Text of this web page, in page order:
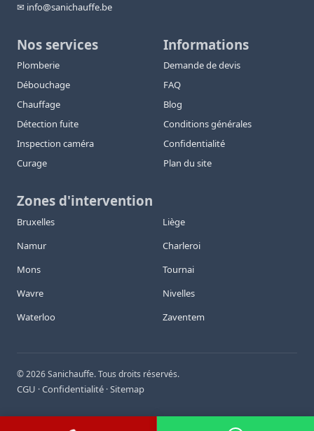
✉ info@sanichauffe.be
Nos services
Plomberie
Débouchage
Chauffage
Détection fuite
Inspection caméra
Curage
Informations
Demande de devis
FAQ
Blog
Conditions générales
Confidentialité
Plan du site
Zones d'intervention
Bruxelles
Liège
Namur
Charleroi
Mons
Tournai
Wavre
Nivelles
Waterloo
Zaventem
©2026Sanichauffe. Tous droits réservés.
CGU ·Confidentialité ·Sitemap